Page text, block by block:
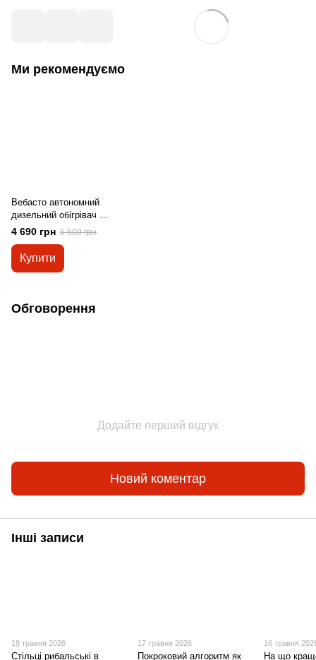
Ми рекомендуємо
Вебасто автономний
дизельний обігрівач
Kraft&Dele, 8 КВТ 230 В
4 690 грн 5 500 грн
Купити
Обговорення
Додайте перший відгук
Новий коментар
Інші записи
18 травня 2026
Стільці рибальські в
17 травня 2026
Покроковий алгоритм як
16 травня
На що